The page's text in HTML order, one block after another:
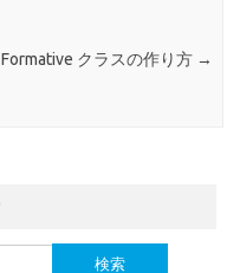
Formative クラスの作り方 →